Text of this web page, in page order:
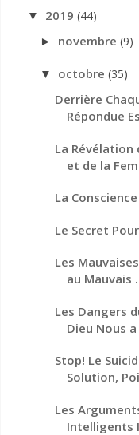
▼ 2019 (44)
► novembre(9)
▼ octobre(35)
Derrière
Répondue
La Révélation
et de la
La
Le Secret
Les
au Mauvais
Les Dangers
Dieu Nous a
Stop! Le
Solution,
Les
Intelligents